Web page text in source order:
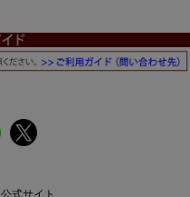
公式サイト